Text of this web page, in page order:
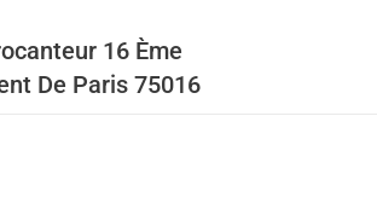
16 Ème
De Paris 75016